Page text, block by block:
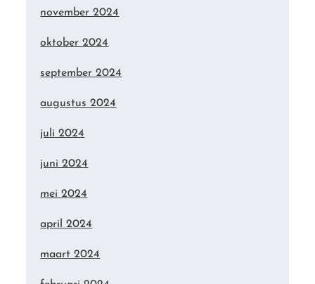
november 2024
oktober 2024
september 2024
augustus 2024
juli 2024
juni 2024
mei 2024
april 2024
maart 2024